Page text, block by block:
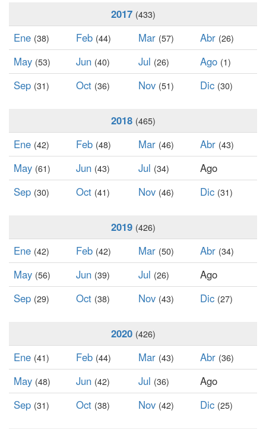
2017 (433)
Ene (38) Feb (44) Mar (57) Abr (26)
May (53) Jun (40) Jul (26) Ago (1)
Sep (31) Oct (36) Nov (51) Dic (30)
2018 (465)
Ene (42) Feb (48) Mar (46) Abr (43)
May (61) Jun (43) Jul (34)
Ago
Sep (30) Oct (41) Nov (46) Dic (31)
2019 (426)
Ene (42) Feb (42) Mar (50) Abr (34)
May (56) Jun (39) Jul (26)
Ago
Sep (29) Oct (38) Nov (43) Dic (27)
2020 (426)
Ene (41) Feb (44) Mar (43) Abr (36)
May (48) Jun (42) Jul (36)
Ago
Sep (31) Oct (38) Nov (42) Dic (25)